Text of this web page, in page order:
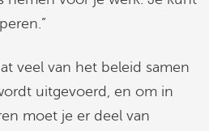
veel van het beleid samen
uitgevoerd, en om in
moet je er deel van